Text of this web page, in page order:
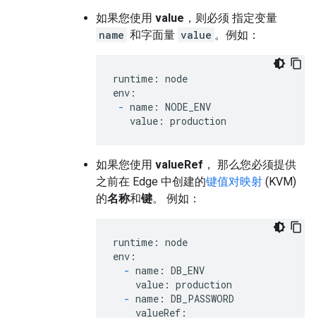
如果您使用 value ，则必须 指定变量
name 和字面量 value 。例如：
runtime: node
env:
- name: NODE_ENV
   value: production
如果您使用 valueRef ， 那么您必须提供
之前在 Edge 中创建的键值对映射 (KVM)
的名称和键。 例如：
runtime: node
env:
- name: DB_ENV
    value: production
- name: DB_PASSWORD
    valueRef: